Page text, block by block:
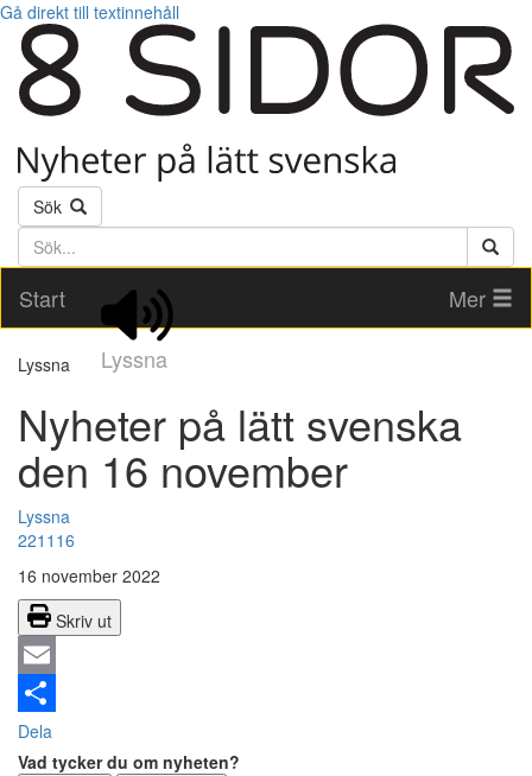
Gå direkt till textinnehåll
Sök
Söktext
Start
Lyssna
Mer
Lyssna
Nyheter på lätt svenska
den 16 november
Lyssna
221116
16 november 2022
Skriv ut
Email
Dela
Vad tycker du om nyheten?